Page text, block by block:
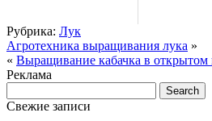
Рубрика: Лук
Агротехника выращивания лука »
« Выращивание кабачка в открытом
Реклама
Свежие записи